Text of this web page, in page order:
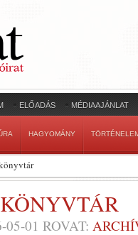
ELŐADÁS MÉDIAAJÁNLAT
HAGYOMÁNY
05-01 ROVAT: